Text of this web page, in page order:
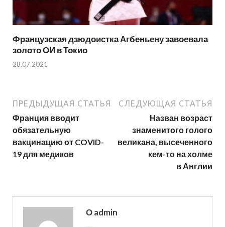
Французская дзюдоистка Агбеньену завоевала
золото ОИ в Токио
28.07.2021
ПРЕДЫДУЩАЯ СТАТЬЯ
Франция вводит
обязательную
вакцинацию от COVID-
19 для медиков
СЛЕДУЮЩАЯ СТАТЬЯ
Назван возраст
знаменитого голого
великана, высеченного
кем-то на холме
в Англии
О admin